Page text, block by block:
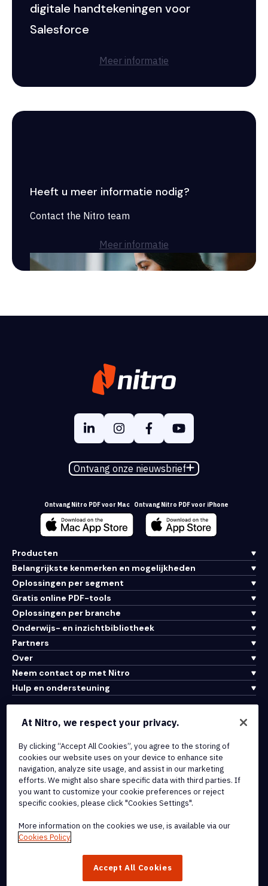
digitale handtekeningen voor
Salesforce
Meer informatie
Heeft u meer informatie nodig?
Contact the Nitro team
Meer informatie
Ontvang onze nieuwsbrief
Ontvang Nitro PDF voor Mac Ontvang Nitro PDF voor iPhone
Producten
Belangrijkste kenmerken en mogelijkheden
Oplossingen per segment
Gratis online PDF-tools
Oplossingen per branche
Onderwijs- en inzichtbibliotheek
Partners
Over
Neem contact op met Nitro
Hulp en ondersteuning
Integraties en API-connectiviteit
Cookiebeleid
Copyrightbeleid
Alle voorwaarden en beleidsmaatregelen
© 2026 Nitro Software, Inc. Inc. Alle rechten voorbehouden.
Nitro, het Nitro-logo, Nitro Productivity Platform, Nitro PDF Pro, Nitro
dochterondernemingen in de Verenigde Staten en/of andere
At Nitro, we respect your privacy.
By clicking “Accept All Cookies”, you agree to the storing of
cookies our website uses on your device to enhance site
navigation, analyze site usage, and assist in our marketing
efforts. We might also share specific data with third parties. If
you want to customize your cookie preferences or reject
specific cookies, please click "Cookies Settings".
More information on the cookies we use, is available via our
Cookies Policy
Accept All Cookies